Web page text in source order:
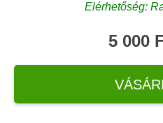
Elérhetőség:
5 000